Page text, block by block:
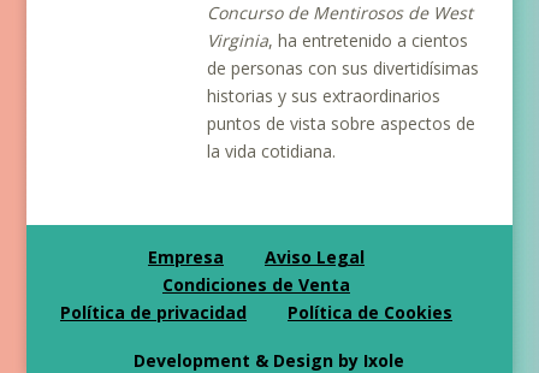
Concurso de Mentirosos de West
Virginia, ha entretenido a cientos
de personas con sus divertidísimas
historias y sus extraordinarios
puntos de vista sobre aspectos de
la vida cotidiana.
Empresa
Aviso Legal
Condiciones de Venta
Política de privacidad
Política de Cookies
Development & Design by Ixole